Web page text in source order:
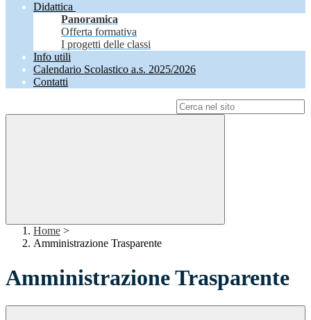
Didattica
Panoramica
Offerta formativa
I progetti delle classi
Info utili
Calendario Scolastico a.s. 2025/2026
Contatti
Home >
Amministrazione Trasparente
Amministrazione Trasparente